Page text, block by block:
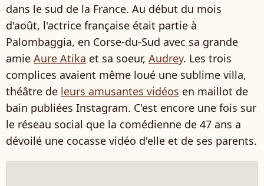
dans le sud de la France. Au début du mois
d'août, l'actrice française était partie à
Palombaggia, en Corse-du-Sud avec sa grande
amie Aure Atika et sa soeur, Audrey. Les trois
complices avaient même loué une sublime villa,
théâtre de leurs amusantes vidéos en maillot de
bain publiées Instagram. C'est encore une fois sur
le réseau social que la comédienne de 47 ans a
dévoilé une cocasse vidéo d'elle et de ses parents.